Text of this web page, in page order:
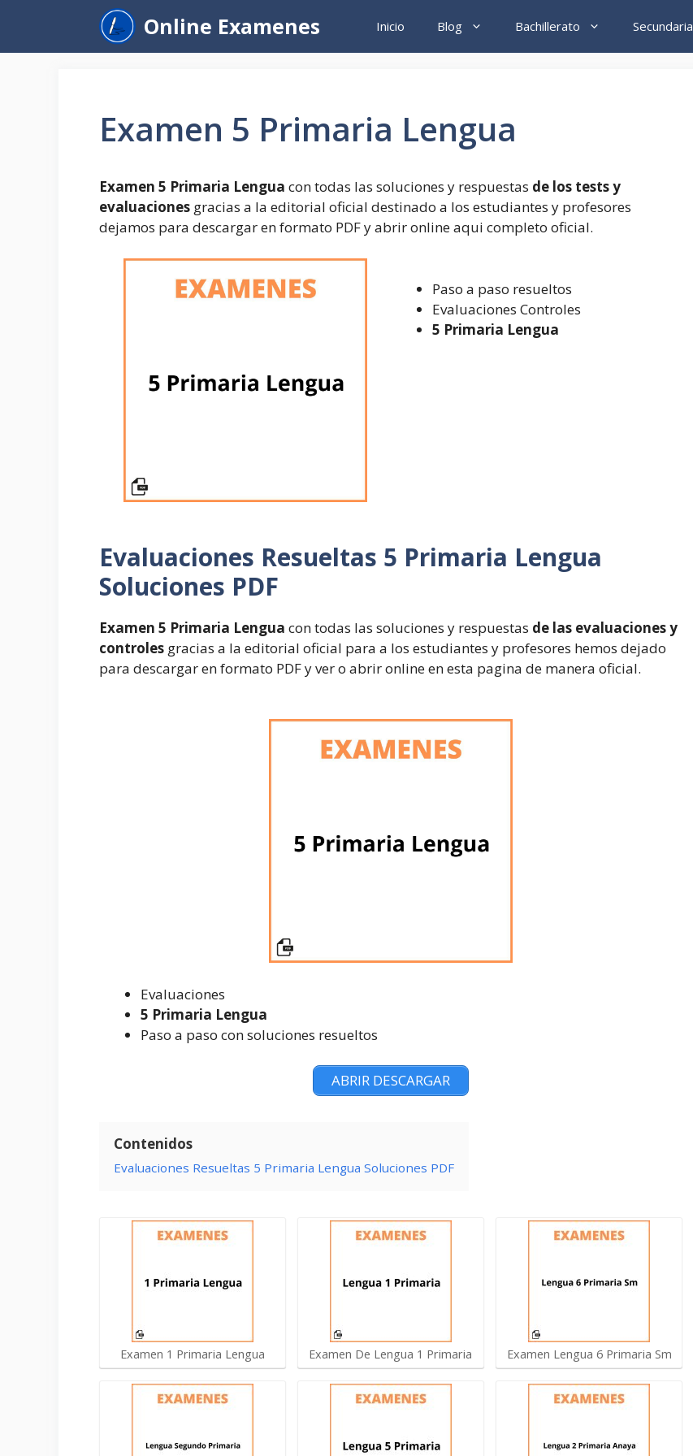
contenido
Online Examenes Inicio Blog Bachillerato Secundaria
Examen 5 Primaria Lengua
Examen 5 Primaria Lengua con todas las soluciones y respuestas de los tests y
evaluaciones gracias a la editorial oficial destinado a los estudiantes y profesores
dejamos para descargar en formato PDF y abrir online aqui completo oficial.
Paso a paso resueltos
Evaluaciones Controles
5 Primaria Lengua
Evaluaciones Resueltas 5 Primaria Lengua
Soluciones PDF
Examen 5 Primaria Lengua con todas las soluciones y respuestas de las evaluaciones y
controles gracias a la editorial oficial para a los estudiantes y profesores hemos dejado
para descargar en formato PDF y ver o abrir online en esta pagina de manera oficial.
Evaluaciones
5 Primaria Lengua
Paso a paso con soluciones resueltos
ABRIR DESCARGAR
Contenidos
Evaluaciones Resueltas 5 Primaria Lengua Soluciones PDF
Examen 1 Primaria Lengua Examen De Lengua 1 Primaria Examen Lengua 6 Primaria Sm